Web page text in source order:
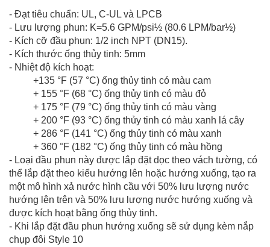
- Đạt tiêu chuẩn: UL, C-UL và LPCB
- Lưu lượng phun: K=5.6 GPM/psi½ (80.6 LPM/bar½)
- Kích cỡ đầu phun: 1/2 inch NPT (DN15).
- Kích thước ống thủy tinh: 5mm
- Nhiệt độ kích hoạt:
+135 °F (57 °C) ống thủy tinh có màu cam
+ 155 °F (68 °C) ống thủy tinh có màu đỏ
+ 175 °F (79 °C) ống thủy tinh có màu vàng
+ 200 °F (93 °C) ống thủy tinh có màu xanh lá cây
+ 286 °F (141 °C) ống thủy tinh có màu xanh
+ 360 °F (182 °C) ống thủy tinh có màu hồng
- Loại đầu phun này được lắp đặt dọc theo vách tường, có
thể lắp đặt theo kiểu hướng lên hoặc hướng xuống, tạo ra
một mô hình xả nước hình cầu với 50% lưu lượng nước
hướng lên trên và 50% lưu lượng nước hướng xuống và
được kích hoạt bằng ống thủy tinh.
- Khi lắp đặt đầu phun hướng xuống sẽ sử dụng kèm nắp
chụp đôi Style 10